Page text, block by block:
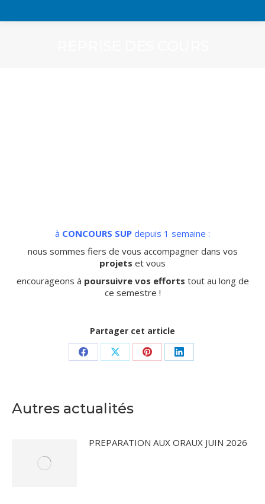
à CONCOURS SUP depuis 1 semaine :
nous sommes fiers de vous accompagner dans vos
projets et vous
encourageons à poursuivre vos efforts tout au long de
ce semestre !
Partager cet article
PartagerPartagerPartagerPartager
Autres actualités
PREPARATION AUX ORAUX JUIN 2026